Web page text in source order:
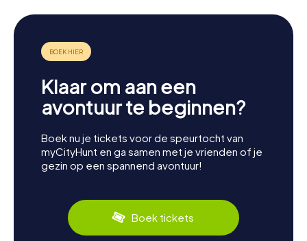
Klaar om aan een
avontuur te beginnen?
Boek nu je tickets voor de speurtocht van
myCityHunt en ga samen met je vrienden of je
gezin op een spannend avontuur!
Boek tickets